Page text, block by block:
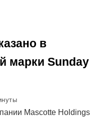
в
марки Sunday
Mascotte Holdings